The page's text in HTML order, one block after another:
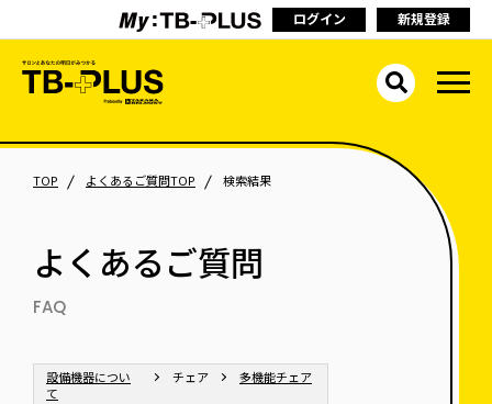
ログイン 新規登録
TOP よくあるご質問TOP 検索結果
よくあるご質問
FAQ
設備機器につい
て
チェア 多機能チェア